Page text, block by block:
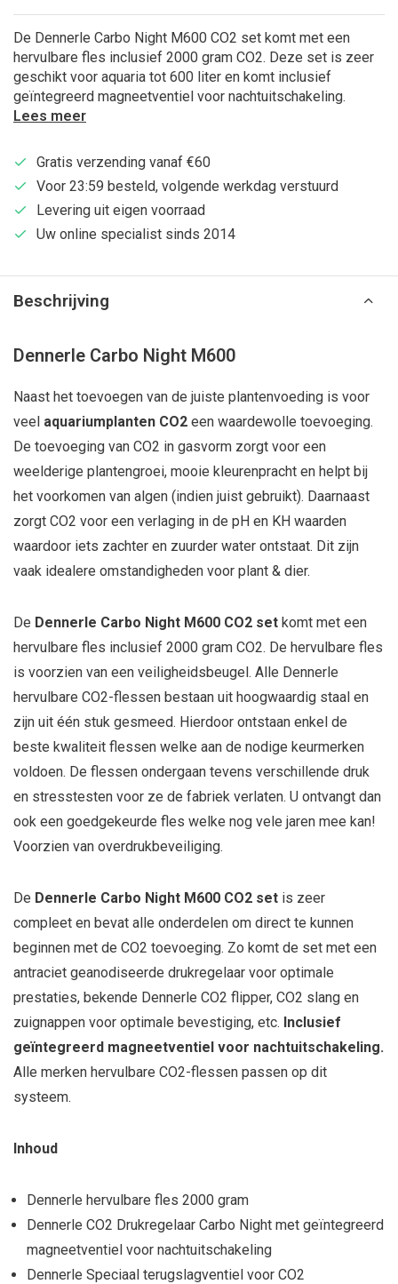
De Dennerle Carbo Night M600 CO2 set komt met een
hervulbare fles inclusief 2000 gram CO2. Deze set is zeer
geschikt voor aquaria tot 600 liter en komt inclusief
geïntegreerd magneetventiel voor nachtuitschakeling.
Lees meer
Gratis verzending vanaf €60
Voor 23:59 besteld, volgende werkdag verstuurd
Levering uit eigen voorraad
Uw online specialist sinds 2014
Beschrijving
Dennerle Carbo Night M600
Naast het toevoegen van de juiste plantenvoeding is voor
veel aquariumplanten CO2 een waardewolle toevoeging.
De toevoeging van CO2 in gasvorm zorgt voor een
weelderige plantengroei, mooie kleurenpracht en helpt bij
het voorkomen van algen (indien juist gebruikt). Daarnaast
zorgt CO2 voor een verlaging in de pH en KH waarden
waardoor iets zachter en zuurder water ontstaat. Dit zijn
vaak idealere omstandigheden voor plant & dier.
De Dennerle Carbo Night M600 CO2 set komt met een
hervulbare fles inclusief 2000 gram CO2. De hervulbare fles
is voorzien van een veiligheidsbeugel. Alle Dennerle
hervulbare CO2-flessen bestaan uit hoogwaardig staal en
zijn uit één stuk gesmeed. Hierdoor ontstaan enkel de
beste kwaliteit flessen welke aan de nodige keurmerken
voldoen. De flessen ondergaan tevens verschillende druk
en stresstesten voor ze de fabriek verlaten. U ontvangt dan
ook een goedgekeurde fles welke nog vele jaren mee kan!
Voorzien van overdrukbeveiliging.
De Dennerle Carbo Night M600 CO2 set is zeer
compleet en bevat alle onderdelen om direct te kunnen
beginnen met de CO2 toevoeging. Zo komt de set met een
antraciet geanodiseerde drukregelaar voor optimale
prestaties, bekende Dennerle CO2 flipper, CO2 slang en
zuignappen voor optimale bevestiging, etc. Inclusief
geïntegreerd magneetventiel voor nachtuitschakeling.
Alle merken hervulbare CO2-flessen passen op dit
systeem.
Inhoud
Dennerle hervulbare fles 2000 gram
Dennerle CO2 Drukregelaar Carbo Night met geïntegreerd
magneetventiel voor nachtuitschakeling
Dennerle Speciaal terugslagventiel voor CO2